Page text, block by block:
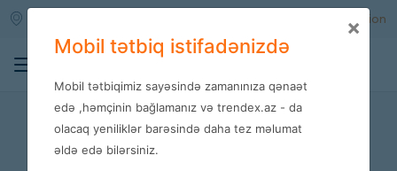
Registration
Terms
×
Mobil tətbiq istifadənizdə
Mobil tətbiqimiz sayəsində zamanınıza qənaət
edə ,həmçinin bağlamanız və trendex.az - da
olacaq yeniliklər barəsində daha tez məlumat
əldə edə bilərsiniz.